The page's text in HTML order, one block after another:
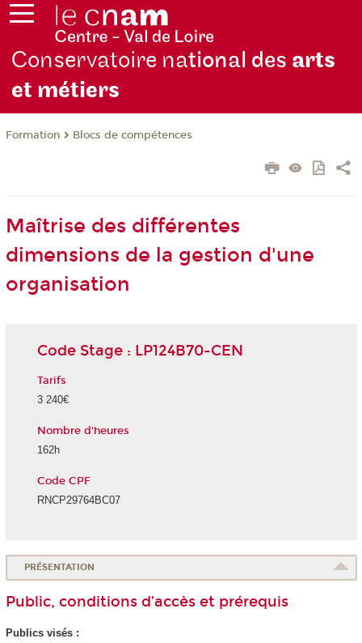
Conservatoire national des arts
et métiers
Formation Blocs de compétences
Maîtrise des différentes
dimensions de la gestion d'une
organisation
Code Stage : LP124B70-CEN
Tarifs
3 240€
Nombre d'heures
162h
Code CPF
RNCP29764BC07
PRÉSENTATION
Public, conditions d’accès et prérequis
Publics visés :